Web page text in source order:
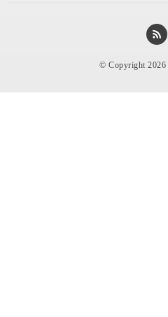
© Copyright 2026